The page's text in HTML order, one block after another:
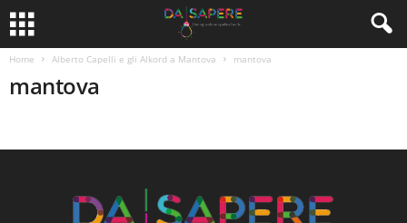
Home Alberto Capelli e gli Alkord a Mantova mantova
mantova